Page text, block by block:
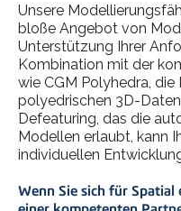
Unsere
bloße Angebot von
Unterstützung Ihrer
Kombination mit der
wie CGM Polyhedra,
polyedrischen 3D-
Defeaturing, das die
Modellen erlaubt, kann
individuellen
Wenn Sie sich für